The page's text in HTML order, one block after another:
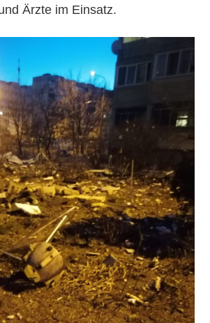
Ärzte im Einsatz.